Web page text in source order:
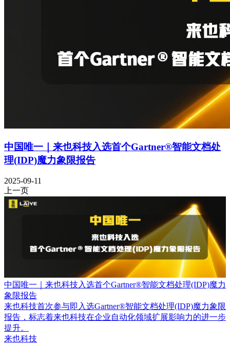
中国唯一｜来也科技入选首个Gartner®智能文档处
理(IDP)魔力象限报告
2025-09-11
上一页
中国唯一｜来也科技入选首个Gartner®智能文档处理(IDP)魔力
象限报告
来也科技首次参与即入选Gartner®智能文档处理(IDP)魔力象限
报告，标志着来也科技在企业自动化领域扩展影响力的进一步
提升。
来也科技